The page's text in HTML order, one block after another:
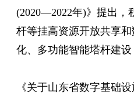
(2020―2022年)》提出，
杆等挂高资源开放共享
化、多功能智能塔杆建设
《关于山东省数字基础